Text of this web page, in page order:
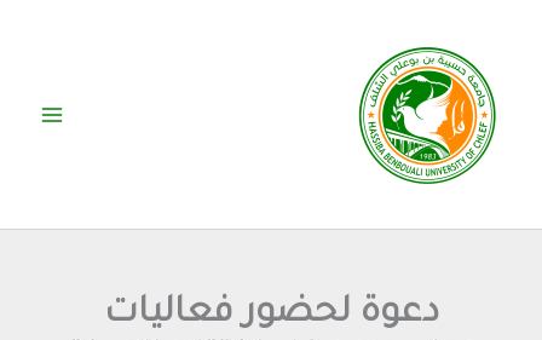
المحتوى
دعوة لحضور فعاليات